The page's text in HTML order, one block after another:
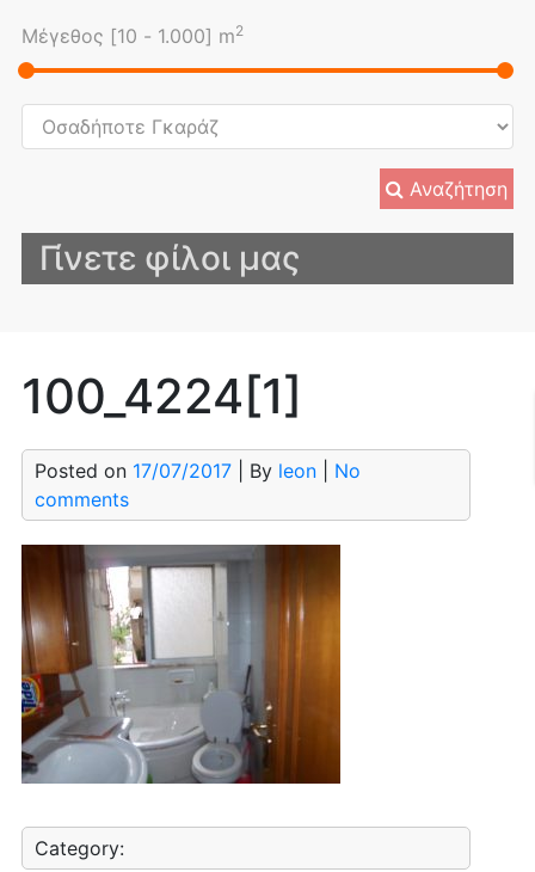
Μέγεθος [10 - 1.000] m2
Αναζήτηση
Γίνετε φίλοι μας
100_4224[1]
Posted on 17/07/2017| By leon| No
comments
Category: